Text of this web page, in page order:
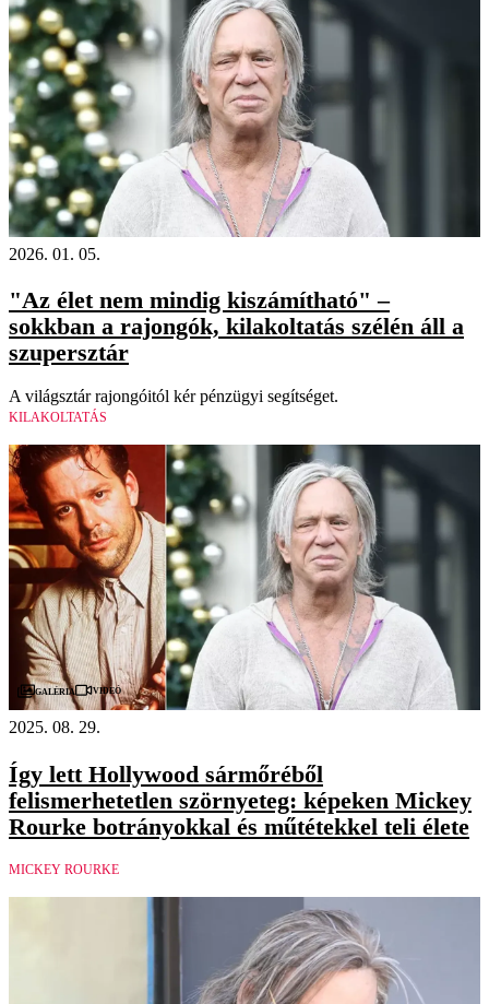
2026. 01. 05.
"Az élet nem mindig kiszámítható" –
sokkban a rajongók, kilakoltatás szélén áll a
szupersztár
A világsztár rajongóitól kér pénzügyi segítséget.
KILAKOLTATÁS
Galéria Videó
2025. 08. 29.
Így lett Hollywood sármőréből
felismerhetetlen szörnyeteg: képeken Mickey
Rourke botrányokkal és műtétekkel teli élete
MICKEY ROURKE